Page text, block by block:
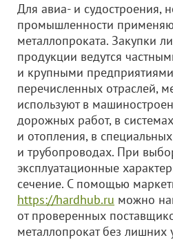
Для авиа- и судостроения,
промышленности
металлопроката. Закупки
продукции ведутся
и крупными
перечисленных отраслей,
используют в
дорожных работ, в
и отопления, в
и трубопроводах. При
эксплуатационные
сечение. С помощью
https://hardhub.ru можно
от проверенных
металлопрокат без лишних